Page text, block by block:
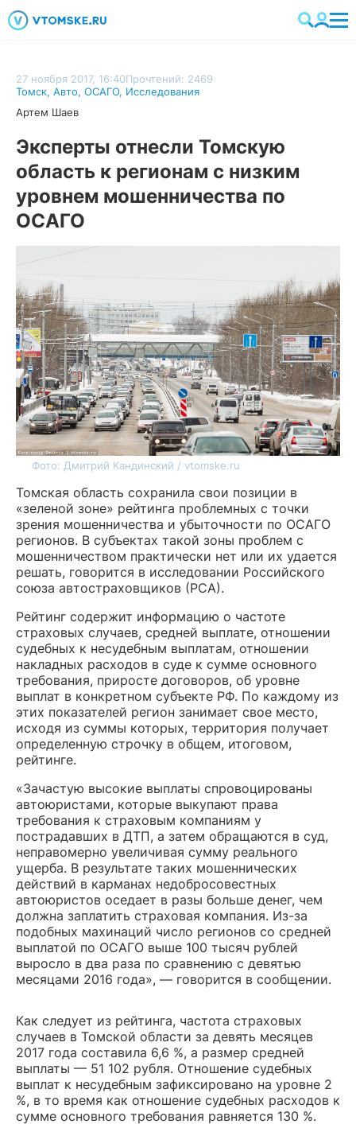
27 ноября 2017, 16:40Прочтений: 2469
Томск, Авто, ОСАГО, Исследования
Артем Шаев
Эксперты отнесли Томскую
область к регионам с низким
уровнем мошенничества по
ОСАГО
Фото: Дмитрий Кандинский / vtomske.ru
Томская область сохранила свои позиции в
«зеленой зоне» рейтинга проблемных с точки
зрения мошенничества и убыточности по ОСАГО
регионов. В субъектах такой зоны проблем с
мошенничеством практически нет или их удается
решать, говорится в исследовании Российского
союза автостраховщиков (РСА).
Рейтинг содержит информацию о частоте
страховых случаев, средней выплате, отношении
судебных к несудебным выплатам, отношении
накладных расходов в суде к сумме основного
требования, приросте договоров, об уровне
выплат в конкретном субъекте РФ. По каждому из
этих показателей регион занимает свое место,
исходя из суммы которых, территория получает
определенную строчку в общем, итоговом,
рейтинге.
«Зачастую высокие выплаты спровоцированы
автоюристами, которые выкупают права
требования к страховым компаниям у
пострадавших в ДТП, а затем обращаются в суд,
неправомерно увеличивая сумму реального
ущерба. В результате таких мошеннических
действий в карманах недобросовестных
автоюристов оседает в разы больше денег, чем
должна заплатить страховая компания. Из-за
подобных махинаций число регионов со средней
выплатой по ОСАГО выше 100 тысяч рублей
выросло в два раза по сравнению с девятью
месяцами 2016 года», — говорится в сообщении.
Как следует из рейтинга, частота страховых
случаев в Томской области за девять месяцев
2017 года составила 6,6 %, а размер средней
выплаты — 51 102 рубля. Отношение судебных
выплат к несудебным зафиксировано на уровне 2
%, в то время как отношение судебных расходов к
сумме основного требования равняется 130 %.